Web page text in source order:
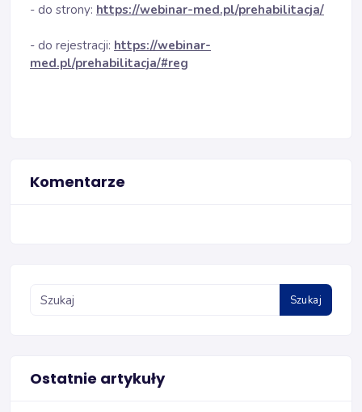
- do strony: https://webinar-med.pl/prehabilitacja/
- do rejestracji: https://webinar-
med.pl/prehabilitacja/#reg
Komentarze
Szukaj
Ostatnie artykuły